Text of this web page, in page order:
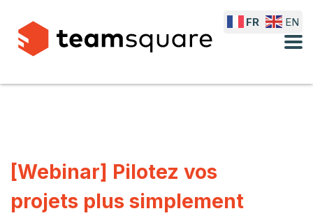
[Webinar] Pilotez vos
projets plus simplement
FR EN